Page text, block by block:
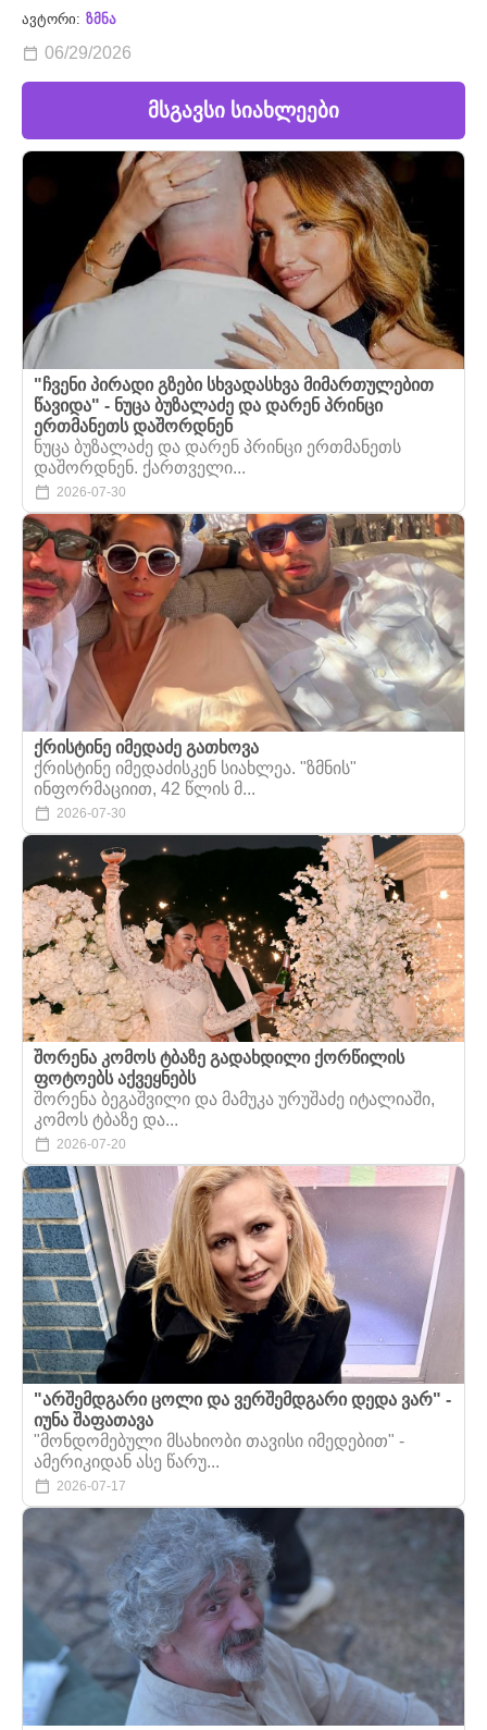
ავტორი: ზმნა
06/29/2026
მსგავსი სიახლეები
"ჩვენი პირადი გზები სხვადასხვა მიმართულებით
წავიდა" - ნუცა ბუზალაძე და დარენ პრინცი
ერთმანეთს დაშორდნენ
ნუცა ბუზალაძე და დარენ პრინცი ერთმანეთს
დაშორდნენ. ქართველი...
2026-07-30
ქრისტინე იმედაძე გათხოვა
ქრისტინე იმედაძისკენ სიახლეა. "ზმნის"
ინფორმაციით, 42 წლის მ...
2026-07-30
შორენა კომოს ტბაზე გადახდილი ქორწილის
ფოტოებს აქვეყნებს
შორენა ბეგაშვილი და მამუკა ურუშაძე იტალიაში,
კომოს ტბაზე და...
2026-07-20
"არშემდგარი ცოლი და ვერშემდგარი დედა ვარ" -
იუნა შაფათავა
"მონდომებული მსახიობი თავისი იმედებით" -
ამერიკიდან ასე წარუ...
2026-07-17